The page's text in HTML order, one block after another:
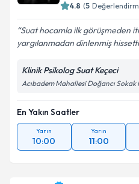
4.8 (5
Suat hocamla ilk görüşmeden
yargılanmadan dinlenmiş
Klinik Psikolog Suat Keçeci
Acıbadem Mahallesi Doğancı Sokak
En Yakın Saatler
Yarın
10:00
Yarın
11:00